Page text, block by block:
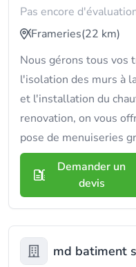
Pas encore
Frameries(22 km)
Nous gérons tous vos
l'isolation des murs à
et l'installation du
renovation, on vous
pose de menuiseries
Demander un
devis
md batiment